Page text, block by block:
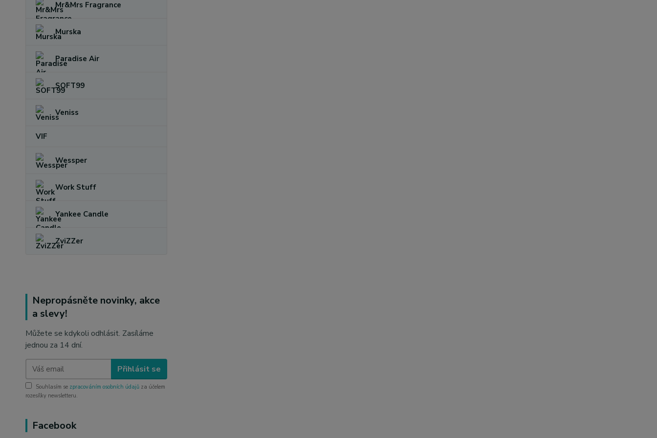
Mr&Mrs Fragrance
Murska
Paradise Air
SOFT99
Veniss
VIF
Wessper
Work Stuff
Yankee Candle
ZviZZer
Nepropásněte novinky, akce
a slevy!
Můžete se kdykoli odhlásit. Zasíláme
jednou za 14 dní.
Přihlásit se
Souhlasím se zpracováním osobních údajů za účelem
rozesílky newsletteru.
Facebook